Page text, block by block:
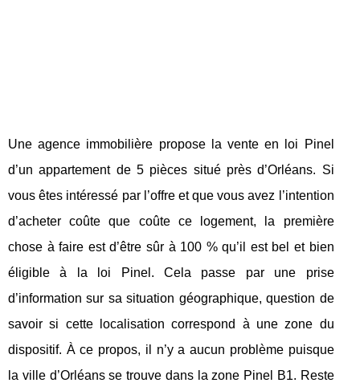
Une agence immobilière propose la vente en loi Pinel
d’un appartement de 5 pièces situé près d’Orléans. Si
vous êtes intéressé par l’offre et que vous avez l’intention
d’acheter coûte que coûte ce logement, la première
chose à faire est d’être sûr à 100 % qu’il est bel et bien
éligible à la loi Pinel. Cela passe par une prise
d’information sur sa situation géographique, question de
savoir si cette localisation correspond à une zone du
dispositif. À ce propos, il n’y a aucun problème puisque
la ville d’Orléans se trouve dans la zone Pinel B1. Reste